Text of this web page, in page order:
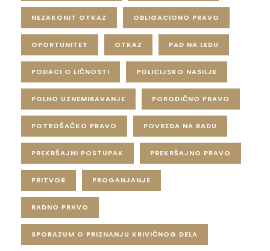
NEZAKONIT OTKAZ OBLIGACIONO PRAVO
OPORTUNITET OTKAZ PAD NA LEDU
PODACI O LIČNOSTI POLICIJSKO NASILJE
POLNO UZNEMIRAVANJE PORODIČNO PRAVO
POTROŠAČKO PRAVO POVREDA NA RADU
PREKRŠAJNI POSTUPAK PREKRŠAJNO PRAVO
PRITVOR PROGANJANJE
RADNO PRAVO
SPORAZUM O PRIZNANJU KRIVIČNOG DELA